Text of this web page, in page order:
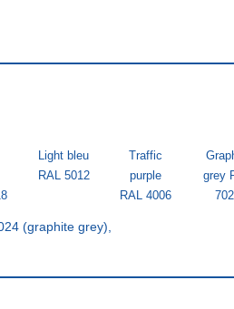
Light bleu
RAL 5012
Traffic
purple
RAL 4006
grey
(graphite grey),